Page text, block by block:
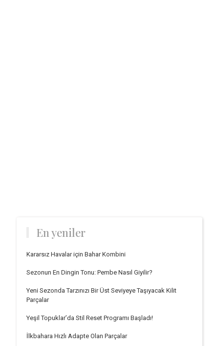
En yeniler
Kararsız Havalar için Bahar Kombini
Sezonun En Dingin Tonu: Pembe Nasıl Giyilir?
Yeni Sezonda Tarzınızı Bir Üst Seviyeye Taşıyacak Kilit
Parçalar
Yeşil Topuklar’da Stil Reset Programı Başladı!
İlkbahara Hızlı Adapte Olan Parçalar